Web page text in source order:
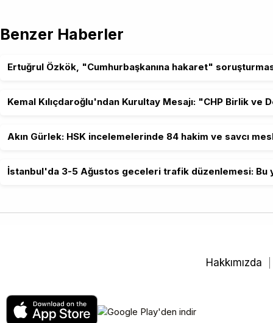
Benzer Haberler
Ertuğrul Özkök, "Cumhurbaşkanına hakaret"
Kemal Kılıçdaroğlu'ndan Kurultay Mesajı: "CHP Birlik
Akın Gürlek: HSK incelemelerinde 84 hakim ve savcı
İstanbul'da 3-5 Ağustos geceleri trafik düzenlemesi: Bu
Hakkımızda